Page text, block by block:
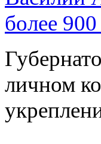
более
личном